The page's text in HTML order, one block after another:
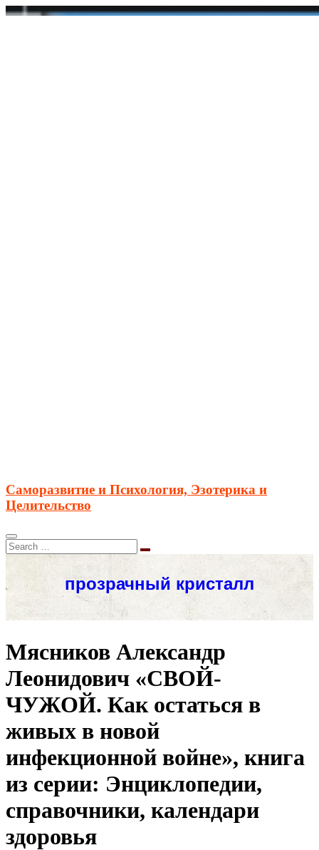
Саморазвитие и Психология, Эзотерика и
Целительство
Мясников Александр
Леонидович «СВОЙ-
ЧУЖОЙ. Как остаться в
живых в новой
инфекционной войне», книга
из серии: Энциклопедии,
справочники, календари
здоровья